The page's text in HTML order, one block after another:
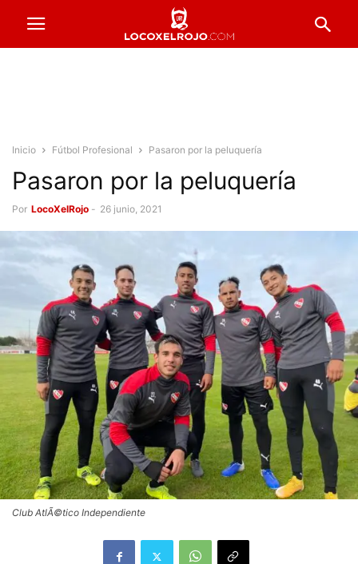
Inicio Fútbol Profesional Pasaron por la peluquería
Pasaron por la peluquería
Por LocoXelRojo - 26 junio, 2021
Club AtlÃ©tico Independiente